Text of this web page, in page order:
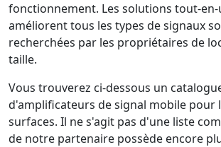
fonctionnement. Les solutions tout-
améliorent tous les types de signaux
recherchées par les propriétaires de
taille.
Vous trouverez ci-dessous un
d'amplificateurs de signal mobile pour
surfaces. Il ne s'agit pas d'une liste
de notre partenaire possède encore